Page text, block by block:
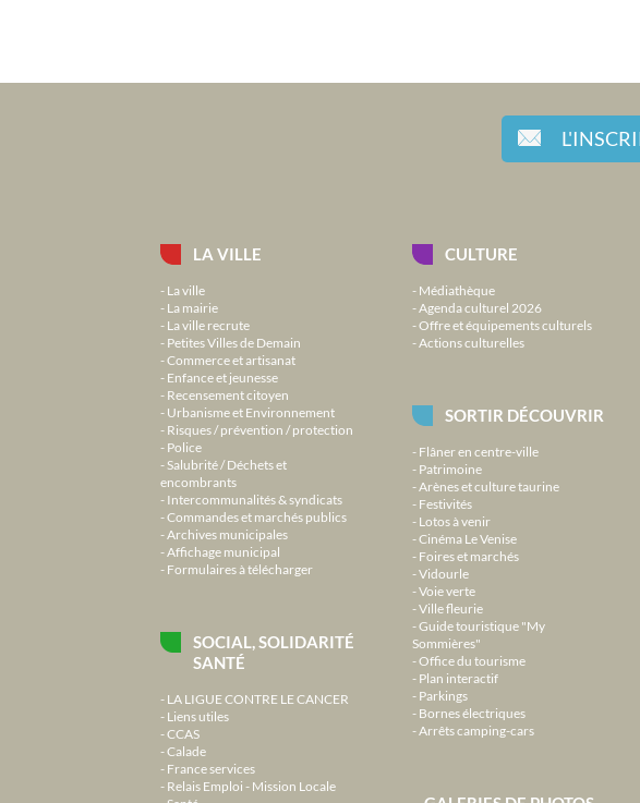
LA VILLE
La ville
La mairie
La ville recrute
Petites Villes de Demain
Commerce et artisanat
Enfance et jeunesse
Recensement citoyen
Urbanisme et Environnement
Risques / prévention / protection
Police
Salubrité / Déchets et
encombrants
Intercommunalités & syndicats
Commandes et marchés publics
Archives municipales
Affichage municipal
Formulaires à télécharger
SOCIAL, SOLIDARITÉ
SANTÉ
LA LIGUE CONTRE LE CANCER
Liens utiles
CCAS
Calade
France services
Relais Emploi - Mission Locale
CULTURE
Médiathèque
Agenda culturel 2026
Offre et équipements culturels
Actions culturelles
SORTIR DÉCOUVRIR
Flâner en centre-ville
Patrimoine
Arènes et culture taurine
Festivités
Lotos à venir
Cinéma Le Venise
Foires et marchés
Vidourle
Voie verte
Ville fleurie
Guide touristique "My
Sommières"
Office du tourisme
Plan interactif
Parkings
Bornes électriques
Arrêts camping-cars